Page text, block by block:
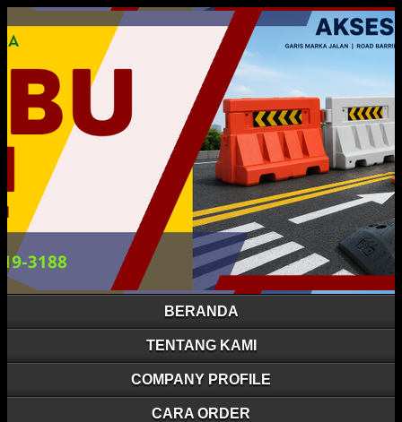
BERANDA
TENTANG KAMI
COMPANY PROFILE
CARA ORDER